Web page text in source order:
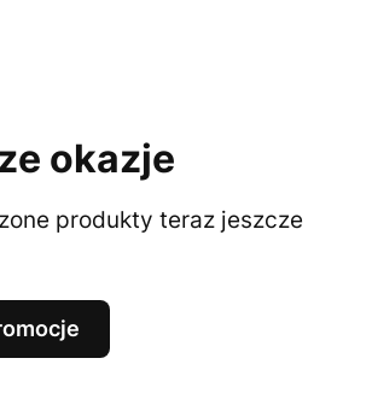
okazje
produkty teraz jeszcze